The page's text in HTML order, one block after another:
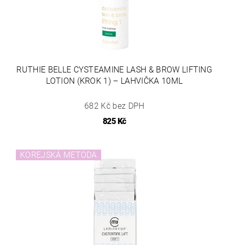
RUTHIE BELLE CYSTEAMINE LASH & BROW LIFTING
LOTION (KROK 1) – LAHVIČKA 10ML
682 Kč bez DPH
825 Kč
KOREJSKÁ METODA